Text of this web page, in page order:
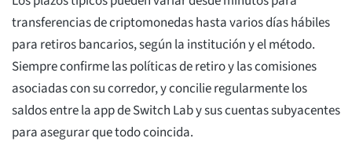
transferencias de criptomonedas hasta varios días hábiles
para retiros bancarios, según la institución y el método.
Siempre confirme las políticas de retiro y las comisiones
asociadas con su corredor, y concilie regularmente los
saldos entre la app de Switch Lab y sus cuentas subyacentes
para asegurar que todo coincida.